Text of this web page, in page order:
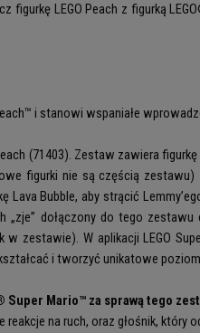
LEGO Peach z figurką
i stanowi wspaniałe
(71403). Zestaw zawiera figurkę
figurki nie są częścią
Bubble, aby strącić
„zje” dołączony do tego
W aplikacji LEGO
i tworzyć unikatowe
Super Mario™ za sprawą tego
na ruch, oraz głośnik, który